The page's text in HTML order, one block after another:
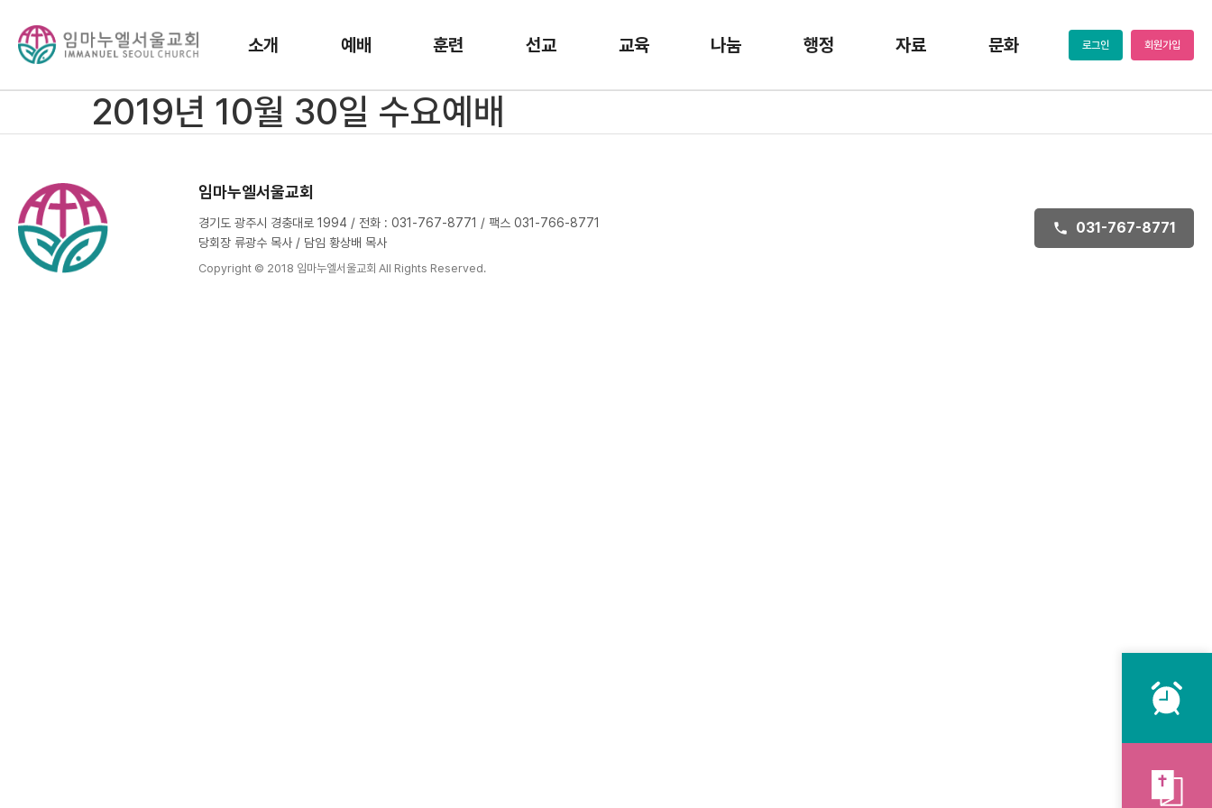
소개 예배 훈련 선교 교육 나눔 행정 자료 문화 로그인 회원가입
2019년 10월 30일 수요예배
임마누엘서울교회
경기도 광주시 경충대로 1994 / 전화 : 031-767-8771 / 팩스 031-766-8771
당회장 류광수 목사 / 담임 황상배 목사
Copyright © 2018 임마누엘서울교회 All Rights Reserved.
031-767-8771